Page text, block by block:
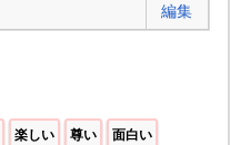
編集
楽しい 尊い 面白い